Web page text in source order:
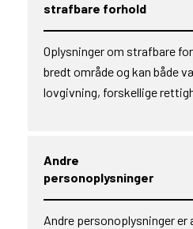
strafbare forhold
Oplysninger om strafbare
bredt område og kan både
lovgivning, forskellige
Andre
personoplysninger
Andre personoplysninger er